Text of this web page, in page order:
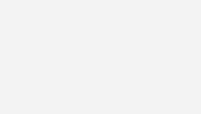
Vorgaben der W 551